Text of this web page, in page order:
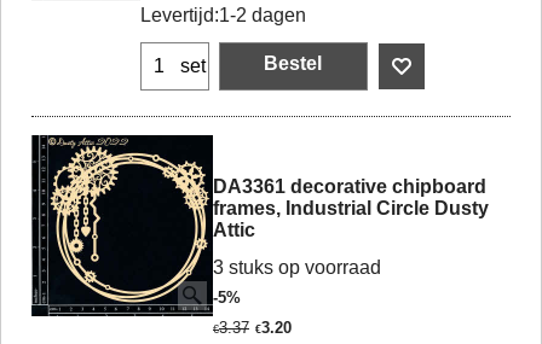
Levertijd:1-2 dagen
set Bestel
DA3361 decorative chipboard
frames, Industrial Circle Dusty
Attic
3 stuks op voorraad
-5%
€3.37 €3.20